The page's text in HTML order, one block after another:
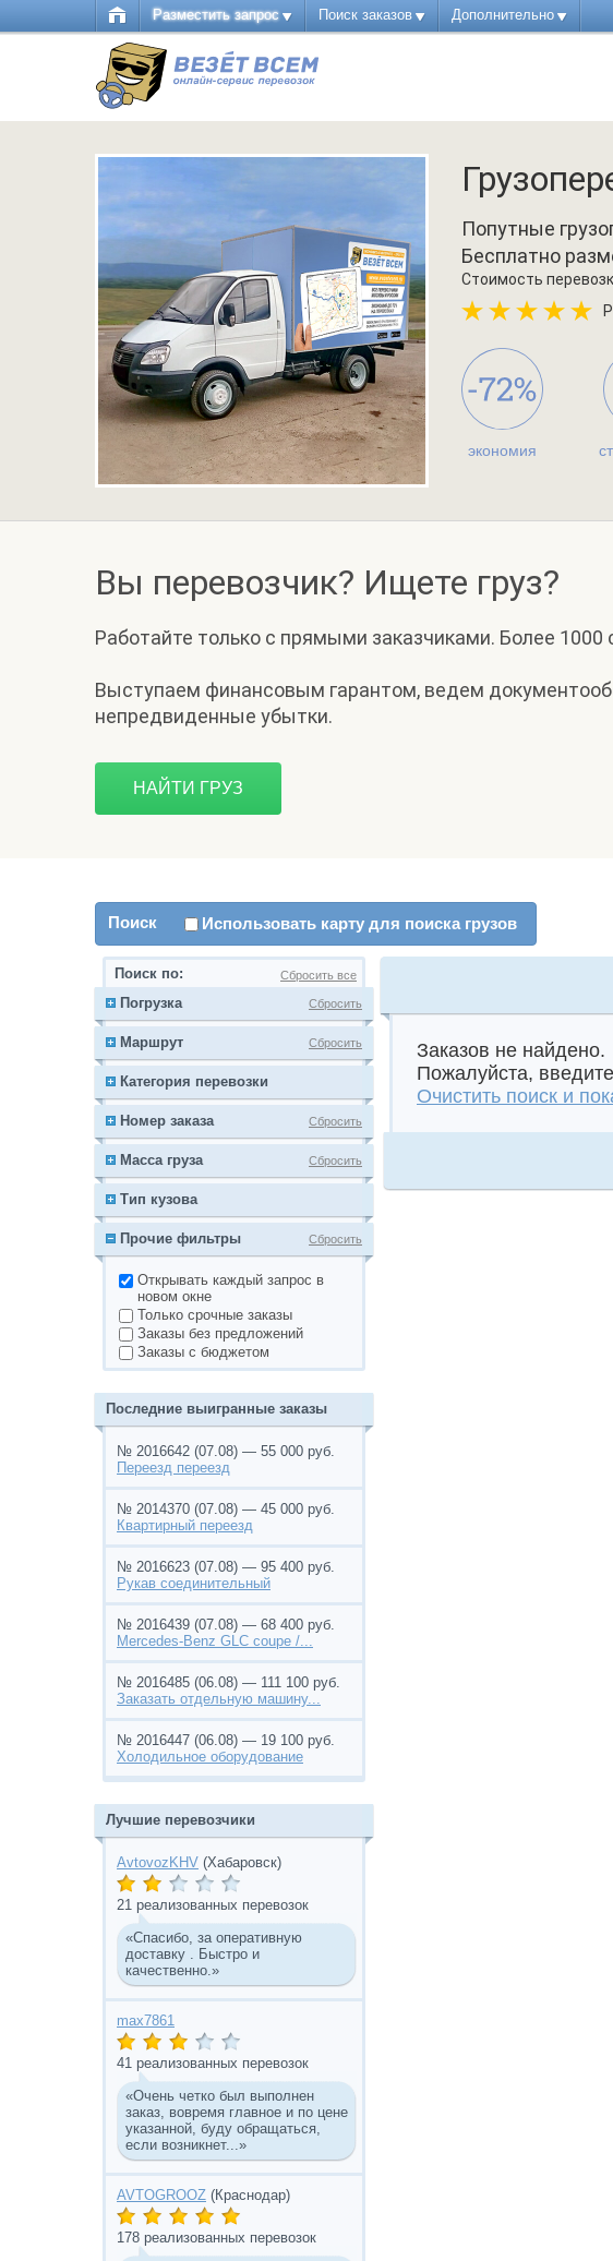
Разместить запрос Поиск заказов Дополнительно
Попутные
Бесплатно
Стоимость
экономия
Вы перевозчик? Ищете груз?
Работайте только с прямыми заказчиками. Более
Выступаем финансовым гарантом, ведем
непредвиденные убытки.
НАЙТИ ГРУЗ
Поиск Использовать карту для поиска грузов
Поиск по: Сбросить все
Погрузка Сбросить
Маршрут Сбросить
Категория перевозки
Номер заказа Сбросить
Масса груза Сбросить
Тип кузова
Прочие фильтры Сбросить
Открывать каждый запрос в
новом окне
Только срочные заказы
Заказы без предложений
Заказы с бюджетом
Последние выигранные заказы
№ 2016642 (07.08) — 55 000 руб.
Переезд переезд
№ 2014370 (07.08) — 45 000 руб.
Квартирный переезд
№ 2016623 (07.08) — 95 400 руб.
Рукав соединительный
№ 2016439 (07.08) — 68 400 руб.
Mercedes-Benz GLC coupe /...
№ 2016485 (06.08) — 111 100 руб.
Заказать отдельную машину...
№ 2016447 (06.08) — 19 100 руб.
Холодильное оборудование
Лучшие перевозчики
AvtovozKHV (Хабаровск)
21 реализованных перевозок
«Спасибо, за оперативную
доставку . Быстро и
качественно.»
max7861
41 реализованных перевозок
«Очень четко был выполнен
заказ, вовремя главное и по цене
указанной, буду обращаться,
если возникнет...»
AVTOGROOZ (Краснодар)
178 реализованных перевозок
Заказов не найдено.
Пожалуйста,
Очистить поиск и